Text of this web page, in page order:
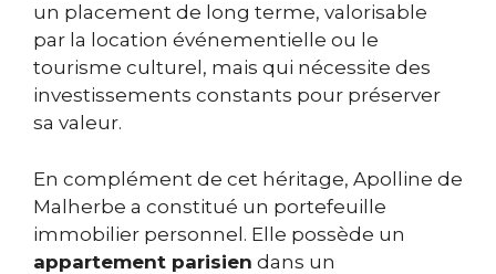
un placement de long terme, valorisable
par la location événementielle ou le
tourisme culturel, mais qui nécessite des
investissements constants pour préserver
sa valeur.
En complément de cet héritage, Apolline de
Malherbe a constitué un portefeuille
immobilier personnel. Elle possède un
appartement parisien dans un